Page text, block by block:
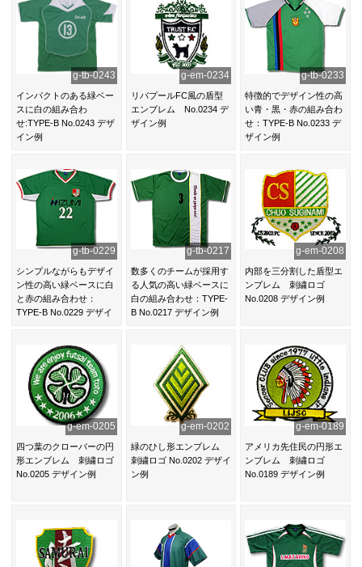
g-tb-0243
インパクトのある緑ベー
スに白の組み合わ
せ:TYPE-B No.0243 デザ
イン例
g-em-0234
リバプールFC風の盾型
エンブレム No.0234 デ
ザイン例
g-tb-0233
特徴的でデザイン性の高
い青・黒・赤の組み合わ
せ：TYPE-B No.0233 デ
ザイン例
g-tb-0229
シンプルながらもデザイ
ン性の高い緑ベースに白
と赤の組み合わせ：
TYPE-B No.0229 デザイ
g-tb-0217
数多くのチームが採用す
る人気の高い緑ベースに
白の組み合わせ：TYPE-
B No.0217 デザイン例
g-em-0208
内部を三分割した盾型エ
ンブレム 刺繍ロゴ
No.0208 デザイン例
g-em-0205
四つ葉のクローバーの円
形エンブレム 刺繍ロゴ
No.0205 デザイン例
g-em-0202
緑のひし形エンブレム
刺繍ロゴ No.0202 デザイ
ン例
g-em-0189
アメリカ先住民の円形エ
ンブレム 刺繍ロゴ
No.0189 デザイン例